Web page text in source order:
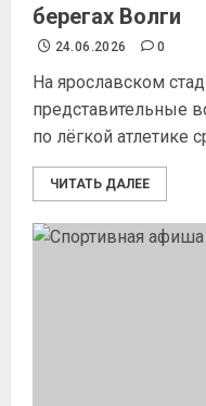
берегах Волги
24.06.2026 0
На ярославском
представительные
по лёгкой атлетике
ЧИТАТЬ ДАЛЕЕ